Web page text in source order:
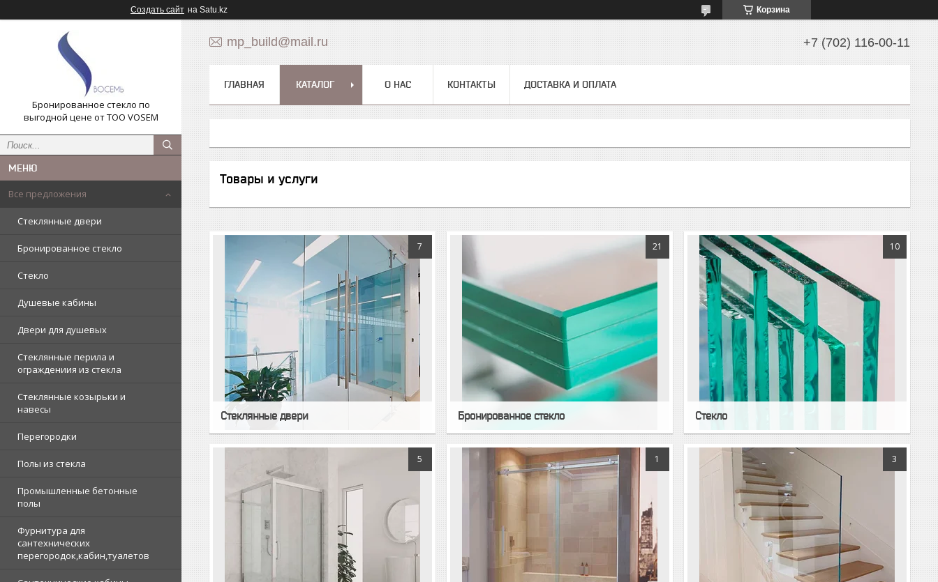
Создать сайт на Satu.kz Корзина
Бронированное стекло по
выгодной цене от ТОО VOSEM
Все предложения
Стеклянные двери
Бронированное стекло
Стекло
Душевые кабины
Двери для душевых
Стеклянные перила и
ограждениия из стекла
Стеклянные козырьки и
навесы
Перегородки
Полы из стекла
Промышленные бетонные
полы
Фурнитура для
сантехнических
перегородок,кабин,туалетов
mp_build@mail.ru +7 (702) 116-00-11
ГЛАВНАЯ КАТАЛОГ О НАС КОНТАКТЫ ДОСТАВКА И ОПЛАТА
Товары и услуги
7
Стеклянные двери
21
Бронированное стекло
10
Стекло
5 1 3